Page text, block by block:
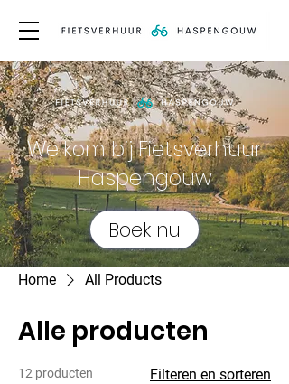
Welkom bij Fietsverhuur
Haspengouw
Boek nu
Home All Products
Alle producten
12 producten Filteren en sorteren